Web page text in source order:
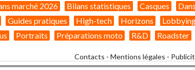
marché 2026 Bilans statistiques Casques
Guides pratiques High-tech Horizons
Portraits Préparations moto R&D Roadster
Contacts - Mentions légales -